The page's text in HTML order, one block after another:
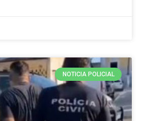
NOTICIA POLICIAL